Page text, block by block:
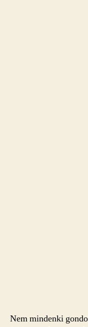
Nem mindenki